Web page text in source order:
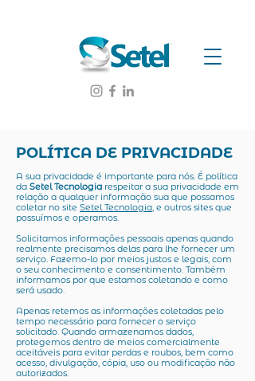
POLÍTICA DE PRIVACIDADE
A sua privacidade é importante para nós. É política
da Setel Tecnologia respeitar a sua privacidade em
relação a qualquer informação sua que possamos
coletar no site Setel Tecnologia, e outros sites que
possuímos e operamos.
Solicitamos informações pessoais apenas quando
realmente precisamos delas para lhe fornecer um
serviço. Fazemo-lo por meios justos e legais, com
o seu conhecimento e consentimento. Também
informamos por que estamos coletando e como
será usado.
Apenas retemos as informações coletadas pelo
tempo necessário para fornecer o serviço
solicitado. Quando armazenamos dados,
protegemos dentro de meios comercialmente
aceitáveis ​​para evitar perdas e roubos, bem como
acesso, divulgação, cópia, uso ou modificação não
autorizados.